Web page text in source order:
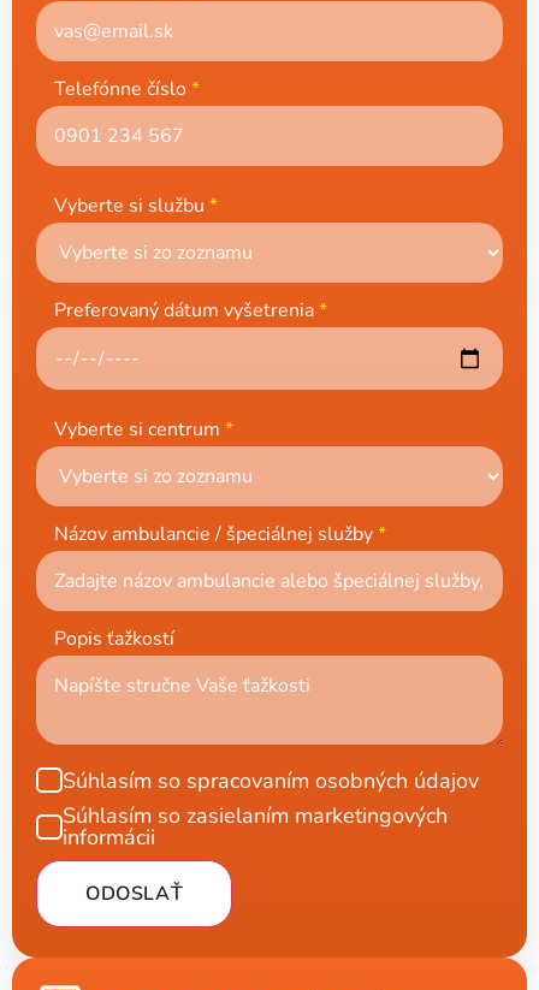
Telefónne číslo*
Vyberte si službu *
Preferovaný dátum vyšetrenia*
Vyberte si centrum *
Názov ambulancie / špeciálnej služby*
Popis ťažkostí
Súhlasím so spracovaním osobných údajov
Súhlasím so zasielaním marketingových
informácii
ODOSLAŤ